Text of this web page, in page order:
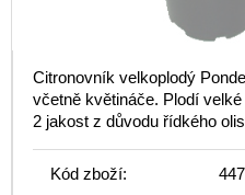
Citronovník velkoplodý
včetně květináče. Plodí
2 jakost z důvodu řídkého
Kód zboží: